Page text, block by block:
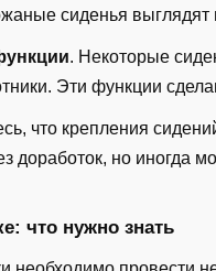
сиденья
. Некоторые
Эти функции
что крепления
доработок, но иногда
что нужно знать